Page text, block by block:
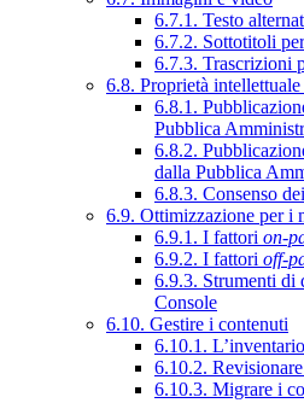
6.7.1. Testo
6.7.2. Sottotitoli
6.7.3. Trascrizioni
6.8. Proprietà
6.8.1.
Pubblica
6.8.2.
dalla Pubblica
6.8.3. Consenso
6.9. Ottimizzazione per i
6.9.1. I fattori on-
6.9.2. I fattori off-
6.9.3. Strumenti di
Console
6.10. Gestire i contenuti
6.10.1.
6.10.2.
6.10.3. Migrare i